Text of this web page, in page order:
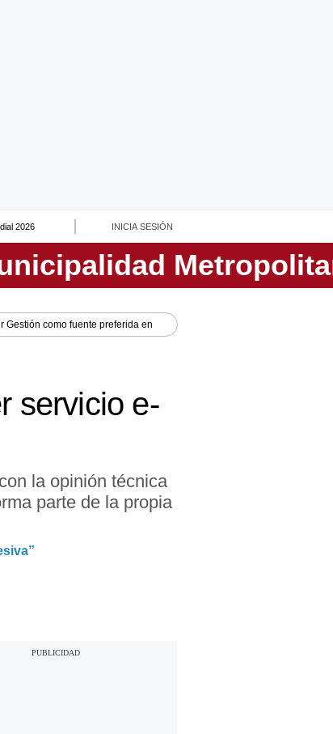
2026 INICIA SESIÓN
Gestión como fuente preferida en
servicio e-
la opinión técnica
parte de la propia